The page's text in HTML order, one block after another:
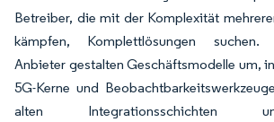
Betreiber, die mit der Komplexität
kämpfen, Komplettlösungen suchen.
Anbieter gestalten Geschäftsmodelle um,
5G-Kerne und
alten Integrationsschichten